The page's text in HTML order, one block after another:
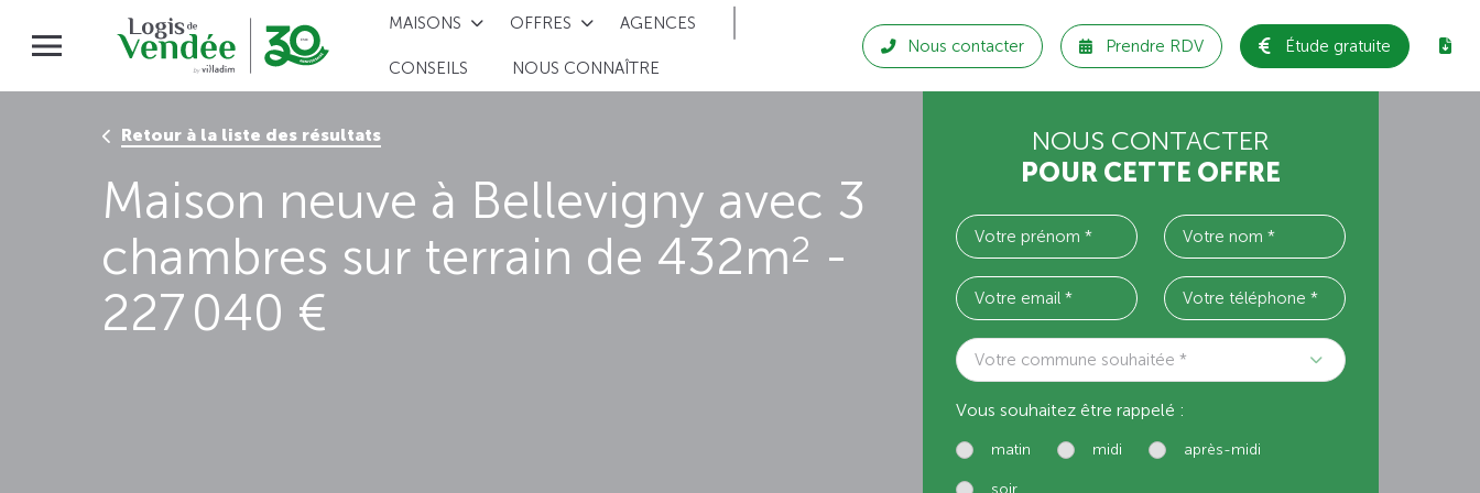
MAISONS OFFRES AGENCES
CONSEILS NOUS CONNAÎTRE
Nous contacter Prendre RDV Étude gratuite
Retour à la liste des résultats
Maison neuve à Bellevigny avec 3
chambres sur terrain de 432m2 -
227 040 €
NOUS CONTACTER
POUR CETTE OFFRE
Votre commune souhaitée *
Vous souhaitez être rappelé :
matin midi après-midi